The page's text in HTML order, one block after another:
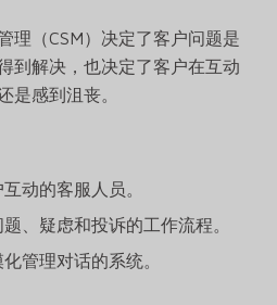
理（CSM）决定了客户问题是
到解决，也决定了客户在互动
是感到沮丧。
动的客服人员。
、疑虑和投诉的工作流程。
管理对话的系统。